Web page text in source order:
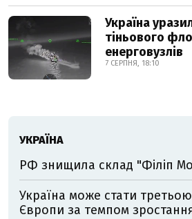
Україна
тіньового
енерговузлів
7 СЕРПНЯ, 18:10
УКРАЇНА
РФ знищила склад "Філіп
Україна може стати
Європи за темпом